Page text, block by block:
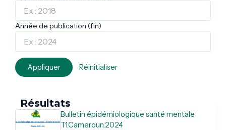
Année de publication (fin)
Appliquer Réinitialiser
Résultats
Bulletin épidémiologique santé mentale
T1.Cameroun.2024